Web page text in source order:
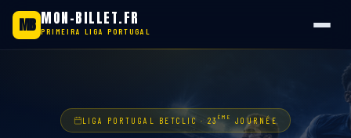
MB MON-BILLET.FR
PRIMEIRA LIGA PORTUGAL
LIGA PORTUGAL BETCLIC · 23ÈME JOURNÉE